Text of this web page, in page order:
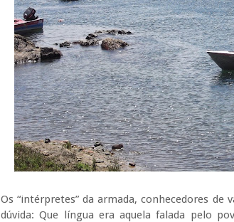
Os “intérpretes” da armada, conhecedores
dúvida: Que língua era aquela falada pelo